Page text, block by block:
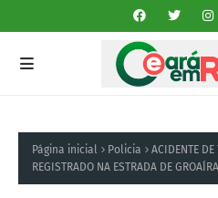
Página inicial Policia
ACIDENTE
REGISTRADO NA ESTRADA DE